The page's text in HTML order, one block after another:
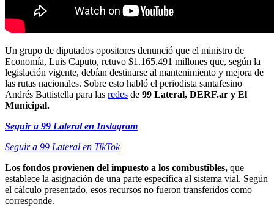
Un grupo de diputados opositores denunció que el ministro de
Economía, Luis Caputo, retuvo $1.165.491 millones que, según la
legislación vigente, debían destinarse al mantenimiento y mejora de
las rutas nacionales. Sobre esto habló el periodista santafesino
Andrés Battistella para las redes de 99 Lateral, DERF.ar y El
Municipal.
Seguir a 99 Lateral en Instagram
Seguir a 99 Lateral en TikTok
Los fondos provienen del impuesto a los combustibles, que
establece la asignación de una parte específica al sistema vial. Según
el cálculo presentado, esos recursos no fueron transferidos como
corresponde.